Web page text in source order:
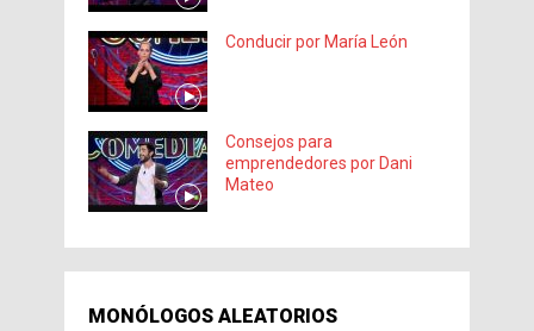
Conducir por María León
Consejos para
emprendedores por Dani
Mateo
MONÓLOGOS ALEATORIOS